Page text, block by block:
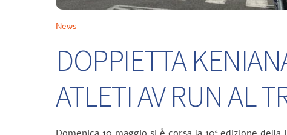
News
DOPPIETTA
ATLETI AV RUN AL